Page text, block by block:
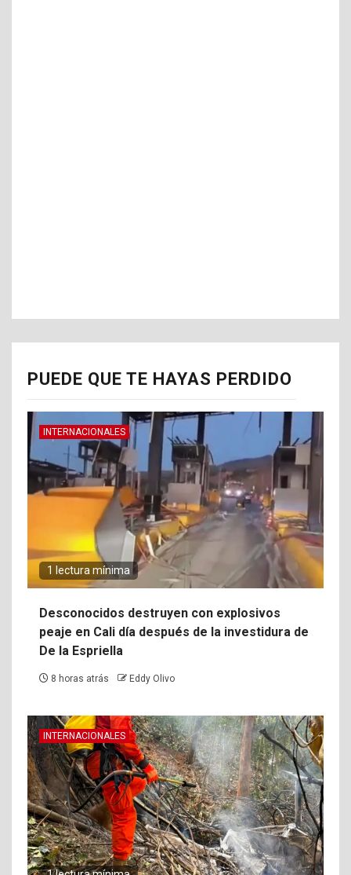
PUEDE QUE TE HAYAS PERDIDO
INTERNACIONALES
1 lectura mínima
Desconocidos destruyen con explosivos
peaje en Cali día después de la investidura de
De la Espriella
8 horas atrás Eddy Olivo
INTERNACIONALES